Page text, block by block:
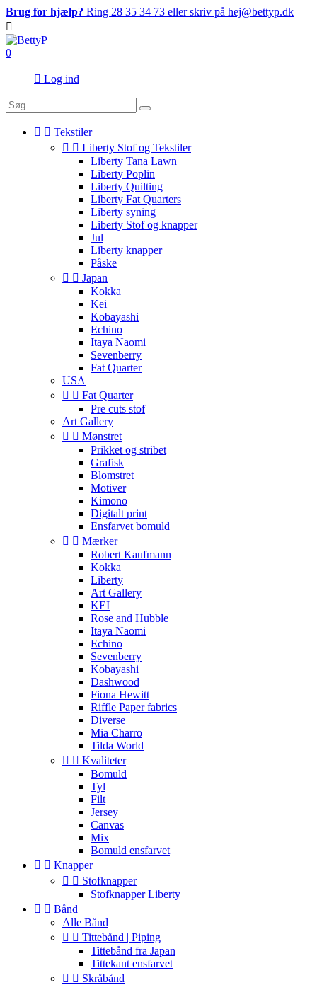
Brug for hjælp? Ring 28 35 34 73 eller skriv på hej@bettyp.dk

0
 Log ind
  Tekstiler
  Liberty Stof og Tekstiler
Liberty Tana Lawn
Liberty Poplin
Liberty Quilting
Liberty Fat Quarters
Liberty syning
Liberty Stof og knapper
Jul
Liberty knapper
Påske
  Japan
Kokka
Kei
Kobayashi
Echino
Itaya Naomi
Sevenberry
Fat Quarter
USA
  Fat Quarter
Pre cuts stof
Art Gallery
  Mønstret
Prikket og stribet
Grafisk
Blomstret
Motiver
Kimono
Digitalt print
Ensfarvet bomuld
  Mærker
Robert Kaufmann
Kokka
Liberty
Art Gallery
KEI
Rose and Hubble
Itaya Naomi
Echino
Sevenberry
Kobayashi
Dashwood
Fiona Hewitt
Riffle Paper fabrics
Diverse
Mia Charro
Tilda World
  Kvaliteter
Bomuld
Tyl
Filt
Jersey
Canvas
Mix
Bomuld ensfarvet
  Knapper
  Stofknapper
Stofknapper Liberty
  Bånd
Alle Bånd
  Tittebånd | Piping
Tittebånd fra Japan
Tittekant ensfarvet
  Skråbånd